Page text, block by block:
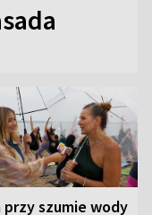
przy szumie wody